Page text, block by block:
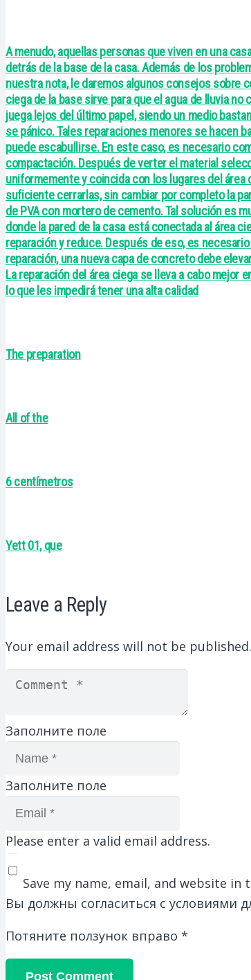
A menudo, aquellas personas que viven en una
detrás de la base de la casa. Además de los
nuestra nota, le daremos algunos consejos sobre
ciega de la base sirve para que el agua de lluvia
juega lejos del último papel, siendo un medio
se pánico. Tales reparaciones menores se hacen
puede escabullirse. En este caso, es necesario
compactación. Después de verter el material
uniformemente y coincida con los lugares del área
suficiente cerrarlas, sin cambiar por completo la
de PVA con mortero de cemento. Tal solución es
donde la pared de la casa está conectada al área
reparación y reduce. Después de eso, es
reparación, una nueva capa de concreto debe
La reparación del área ciega se lleva a cabo mejor
lo que les impedirá tener una alta calidad
The preparation
All of the
6 centímetros
Yett 01, que
Leave a Reply
Your email address will not be published.
Заполните поле
Заполните поле
Please enter a valid email address.
Save my name, email, and website
Вы должны согласиться с условиями
Потяните ползунок вправо *
Post Comment